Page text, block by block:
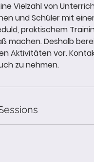
Vielzahl von
und Schüler mit
praktischem
machen. Deshalb
Aktivitäten vor.
zu nehmen.